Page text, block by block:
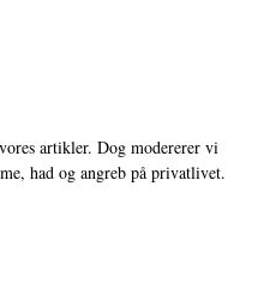
artikler. Dog modererer vi
had og angreb på privatlivet.